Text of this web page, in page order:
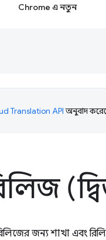
Chrome এ নতুন
Translation APIঅনুবাদ
জন্য শাখা এবং